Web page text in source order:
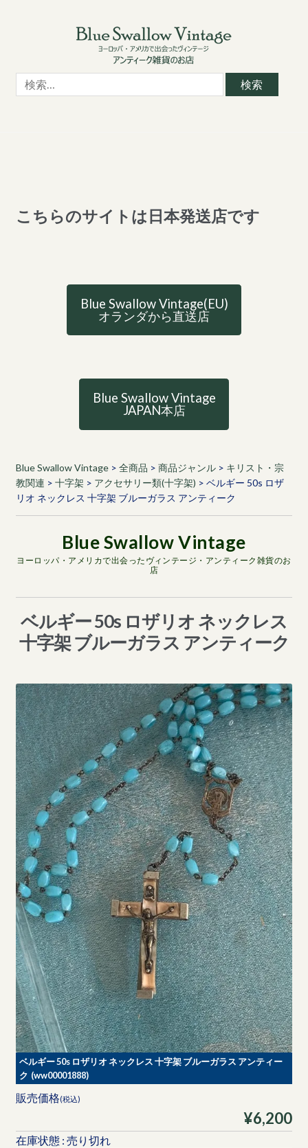
検
索:
こちらのサイトは日本発送店です
Blue Swallow Vintage(EU)
オランダから直送店
Blue Swallow Vintage
JAPAN本店
Blue Swallow Vintage> 全商品 > 商品ジャンル> キリスト・宗
教関連 > 十字架 > アクセサリー類(十字架) > ベルギー 50s ロザ
リオ ネックレス 十字架 ブルーガラス アンティーク
ヨーロッパ・アメリカで出会ったヴィンテージ・アンティーク雑貨のお
店
ベルギー 50s ロザリオ ネックレス
十字架 ブルーガラス アンティーク
ベルギー 50s ロザリオ ネックレス 十字架 ブルーガラス アンティー
ク (ww00001888)
販売価格(税込)
¥6,200
在庫状態 : 売り切れ